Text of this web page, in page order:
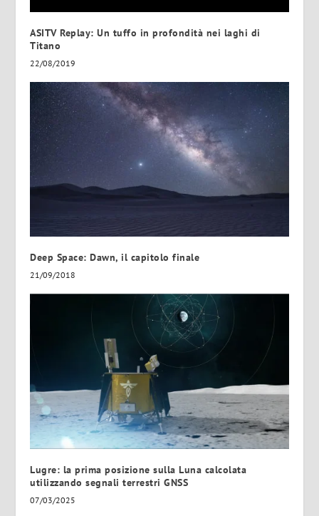
ASITV Replay: Un tuffo in profondità nei laghi di
Titano
22/08/2019
Deep Space: Dawn, il capitolo finale
21/09/2018
Lugre: la prima posizione sulla Luna calcolata
utilizzando segnali terrestri GNSS
07/03/2025